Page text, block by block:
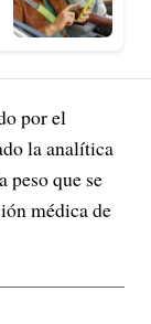
por el
la analítica
peso que se
médica de